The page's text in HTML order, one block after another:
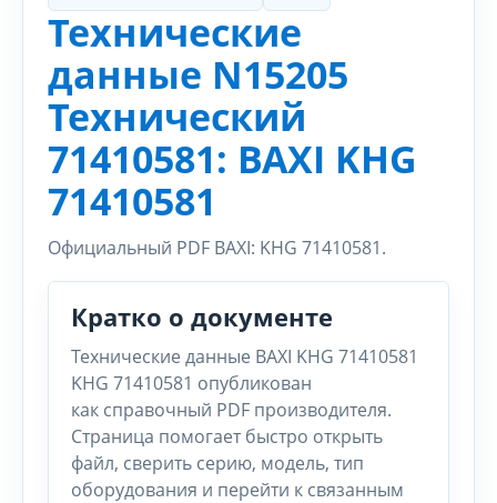
Технические
данные N15205
Технический
71410581: BAXI KHG
71410581
Официальный PDF BAXI: KHG 71410581.
Кратко о документе
Технические данные BAXI KHG 71410581
KHG 71410581 опубликован
как справочный PDF производителя.
Страница помогает быстро открыть
файл, сверить серию, модель, тип
оборудования и перейти к связанным